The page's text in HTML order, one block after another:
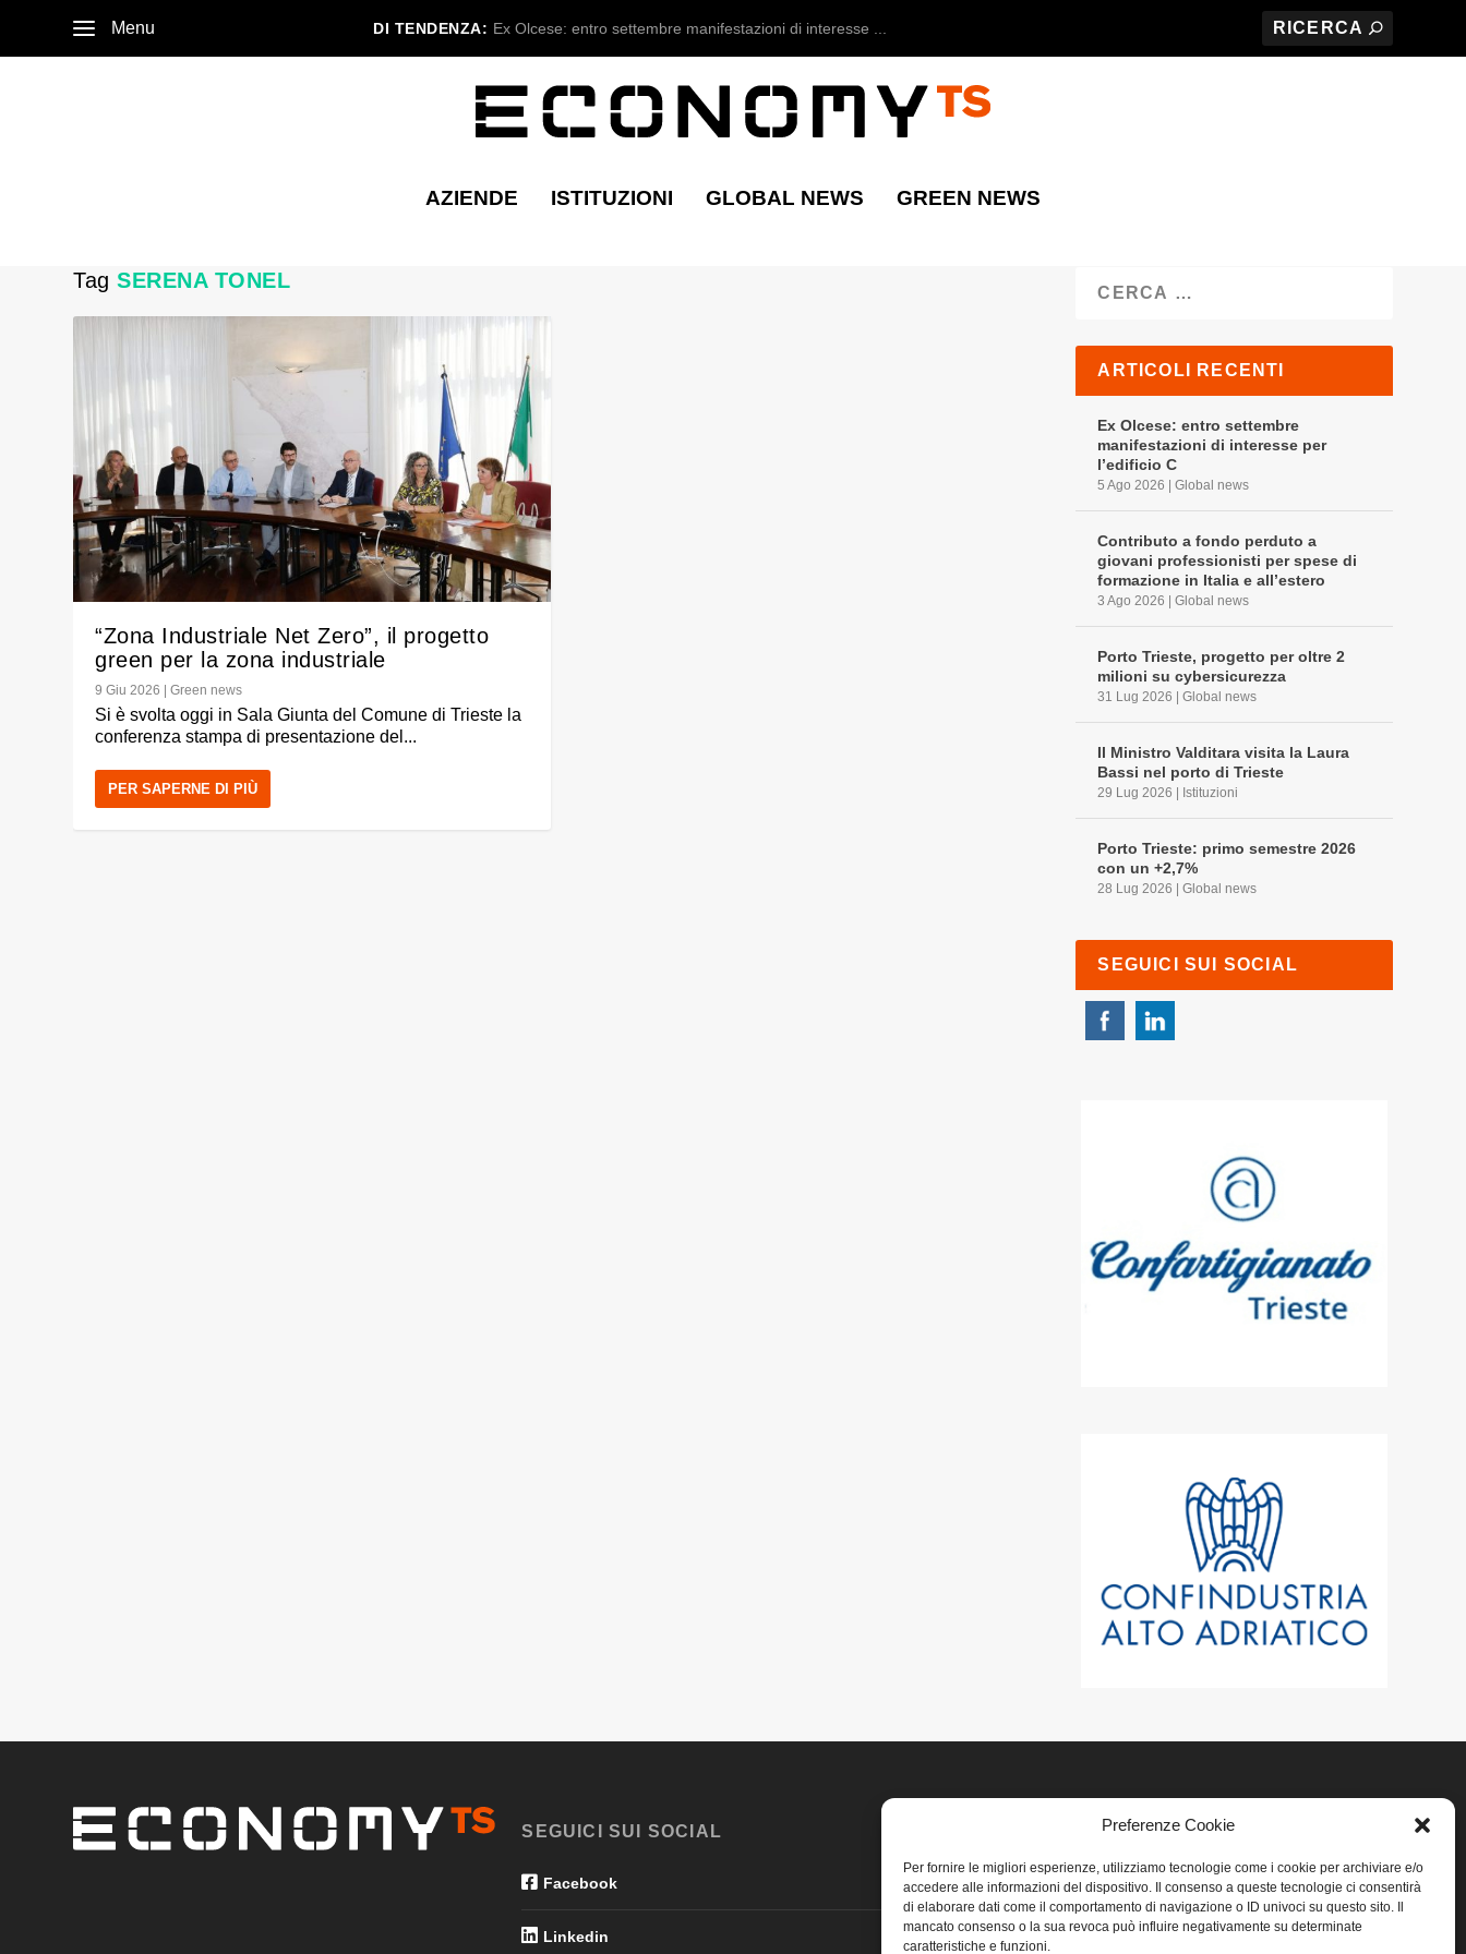
Preferenze Cookie
Per fornire le migliori esperienze, utilizziamo tecnologie come i cookie per archiviare e/o
accedere alle informazioni del dispositivo. Il consenso a queste tecnologie ci consentirà
di elaborare dati come il comportamento di navigazione o ID univoci su questo sito. Il
mancato consenso o la sua revoca può influire negativamente su determinate
caratteristiche e funzioni.
Menu DI TENDENZA: Ex Olcese: entro settembre manifestazioni di interesse ...
AZIENDE ISTITUZIONI GLOBAL NEWS GREEN NEWS
TagSERENA TONEL
“Zona Industriale Net Zero”, il progetto
green per la zona industriale
9 Giu 2026 |Green news
Si è svolta oggi in Sala Giunta del Comune di Trieste la
conferenza stampa di presentazione del...
PER SAPERNE DI PIÙ
ARTICOLI RECENTI
Ex Olcese: entro settembre
manifestazioni di interesse per
l’edificio C
5 Ago 2026 |Global news
Contributo a fondo perduto a
giovani professionisti per spese di
formazione in Italia e all’estero
3 Ago 2026 |Global news
Porto Trieste, progetto per oltre 2
milioni su cybersicurezza
31 Lug 2026 |Global news
Il Ministro Valditara visita la Laura
Bassi nel porto di Trieste
29 Lug 2026 Istituzioni
Porto Trieste: primo semestre 2026
con un +2,7%
28 Lug 2026 |Global news
SEGUICI SUI SOCIAL
SEGUICI SUI SOCIAL
Facebook
Linkedin
Home
Privacy